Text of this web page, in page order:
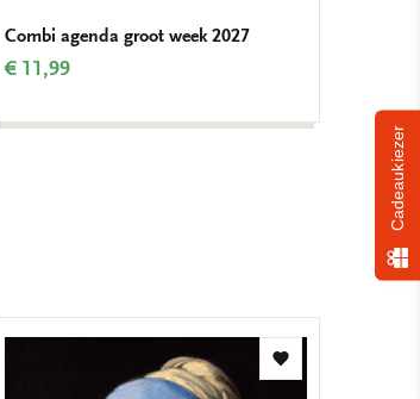
Combi agenda groot week 2027
€ 11,99
Toevoegen
Cadeaukiezer